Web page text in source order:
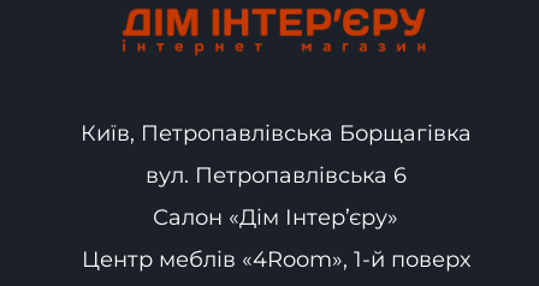
Київ, Петропавлівська Борщагівка
вул. Петропавлівська 6
Салон «Дім Інтер’єру»
Центр меблів «4Room», 1-й поверх